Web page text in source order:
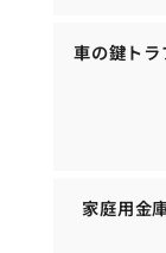
車の鍵ト
家庭用金